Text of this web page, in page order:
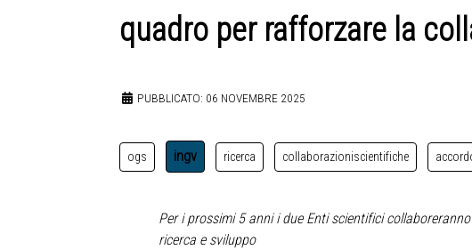
quadro per rafforzare la
PUBBLICATO: 06 NOVEMBRE 2025
ogs ingv ricerca collaborazioniscientifiche
Per i prossimi 5 anni i due Enti scientifici
ricerca e sviluppo